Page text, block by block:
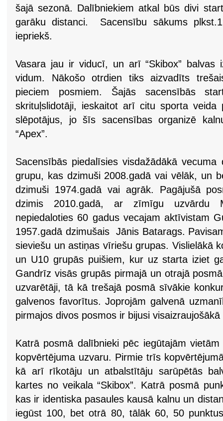
šajā sezonā. Dalībniekiem atkal būs divi
garāku distanci. Sacensību sākums
iepriekš.
Vasara jau ir viducī, un arī “Skibox” balvas
vidum. Nākošo otrdien tiks aizvadīts
pieciem posmiem. Šajās sacensībās
skrituļslidotāji, ieskaitot arī citu sporta veida
slēpotājus, jo šīs sacensības organizē
“Apex”.
Sacensībās piedalīsies visdažādākā
grupu, kas dzimuši 2008.gadā vai vēlāk, un
dzimuši 1974.gadā vai agrāk. Pagājušā
dzimis 2010.gadā, ar zīmīgu uzvārdu
nepiedaloties 60 gadus vecajam aktīvistam
1957.gadā dzimušais Jānis Batarags.
sieviešu un astiņas vīriešu grupas. Vislielākā
un U10 grupās puišiem, kur uz starta iziet
Gandrīz visās grupās pirmajā un otrajā
uzvarētāji, tā kā trešajā posmā sīvākie
galvenos favorītus. Joprojām galvenā
pirmajos divos posmos ir bijusi
Katrā posmā dalībnieki pēc iegūtajām
kopvērtējuma uzvaru. Pirmie trīs
kā arī rīkotāju un atbalstītāju sarūpētās
kartes no veikala “Skibox”. Katrā posmā
kas ir identiska pasaules kausā kalnu un
iegūst 100, bet otrā 80, tālāk 60, 50